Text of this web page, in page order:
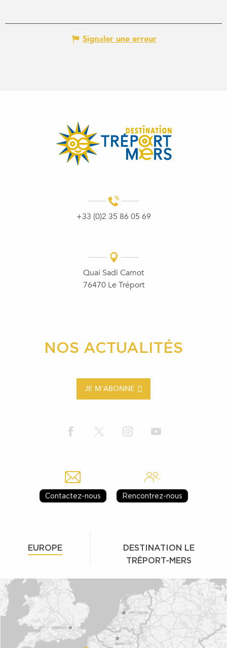
Signaler une erreur
+33 (0)2 35 86 05 69
Quai Sadi Carnot
76470 Le Tréport
NOS ACTUALITÉS
JE M'ABONNE
Contactez-nous Rencontrez-nous
EUROPE
DESTINATION LE
TRÉPORT-MERS